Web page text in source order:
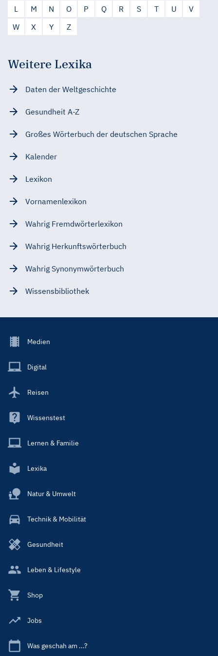
L
M N O P Q R S T U
V
W
X Y Z
Weitere Lexika
Daten der Weltgeschichte
Gesundheit A-Z
Großes Wörterbuch der deutschen Sprache
Kalender
Lexikon
Vornamenlexikon
Wahrig Fremdwörterlexikon
Wahrig Herkunftswörterbuch
Wahrig Synonymwörterbuch
Wissensbibliothek
Footer
Main
Medien
Digital
Reisen
Wissenstest
Lernen & Familie
Lexika
Natur & Umwelt
Technik & Mobilität
Gesundheit
Leben & Lifestyle
Shop
Jobs
Was geschah am ...?